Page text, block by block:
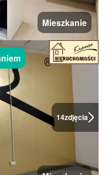
Mieszkanie
14zdjęcia